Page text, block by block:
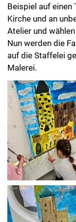
Beispiel auf einen
Kirche und an
Atelier und
Nun werden die
auf die Staffelei
Malerei.